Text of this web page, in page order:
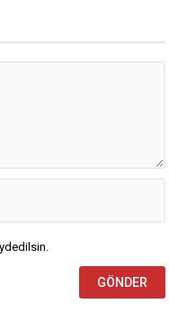
Kalkınma Kooperatifi’nin